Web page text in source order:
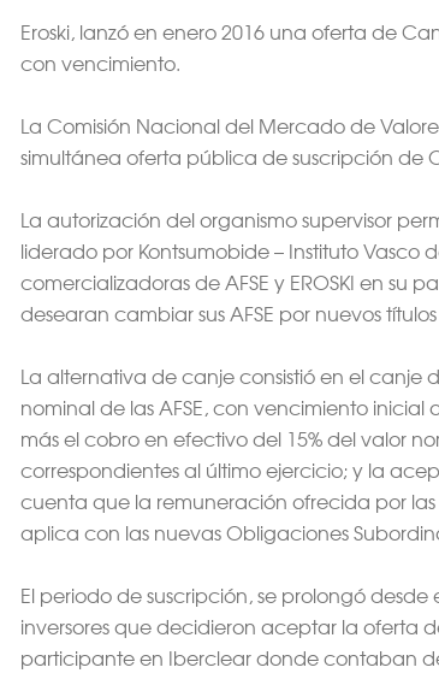
Eroski, lanzó en enero 2016 una oferta de
con vencimiento.
La Comisión Nacional del Mercado de
simultánea oferta pública de suscripción de
La autorización del organismo supervisor
liderado por Kontsumobide – Instituto
comercializadoras de AFSE y EROSKI en su
desearan cambiar sus AFSE por nuevos
La alternativa de canje consistió en el canje
nominal de las AFSE, con vencimiento
más el cobro en efectivo del 15% del valor
correspondientes al último ejercicio; y la
cuenta que la remuneración ofrecida por
aplica con las nuevas Obligaciones
El periodo de suscripción, se prolongó
inversores que decidieron aceptar la oferta
participante en Iberclear donde contaban